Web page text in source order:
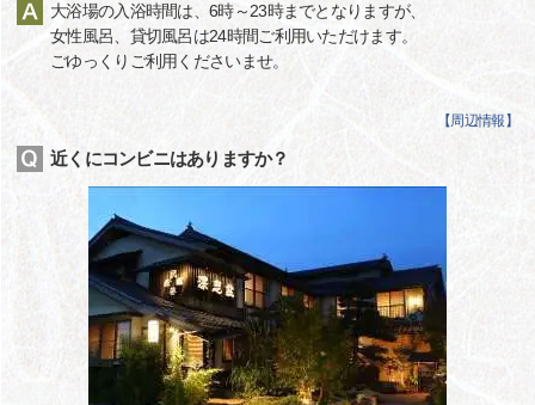
大浴場の入浴時間は、6時～23時までとなりますが、
女性風呂、貸切風呂は24時間ご利用いただけます。
ごゆっくりご利用くださいませ。
【周辺情報 】
近くにコンビニはありますか？